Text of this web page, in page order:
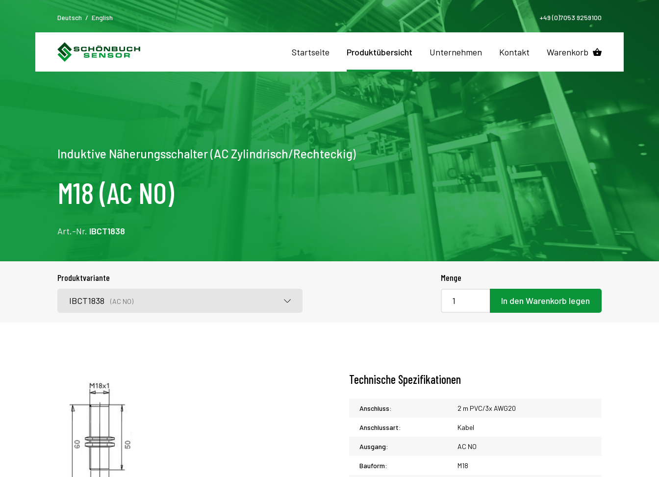
Deutsch / English +49 (0)7053 9259100
Startseite Produktübersicht Unternehmen Kontakt Warenkorb
Induktive Näherungsschalter (AC Zylindrisch/Rechteckig)
M18 (AC NO)
Art.-Nr. IBCT1838
Produktvariante
IBCT1838 (AC NO)
Menge
In den Warenkorb legen
Technische Spezifikationen
Anschluss: 2 m PVC/3x AWG20
Anschlussart: Kabel
Ausgang: AC NO
Bauform: M18